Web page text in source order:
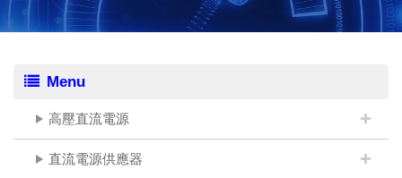
Menu
高壓直流電源
直流電源供應器